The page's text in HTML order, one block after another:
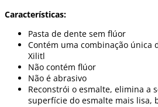
Características:
Pasta de dente sem flúor
Contém uma combinação única
Xilitl
Não contém flúor
Não é abrasivo
Reconstrói o esmalte, elimina a
superfície do esmalte mais lisa,